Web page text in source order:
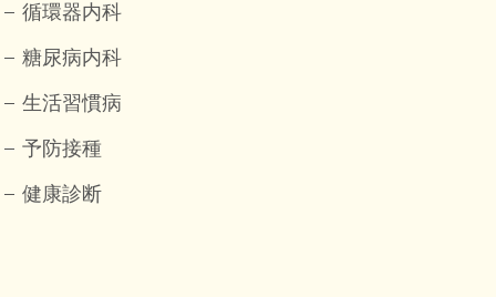
循環器内科
糖尿病内科
生活習慣病
予防接種
健康診断